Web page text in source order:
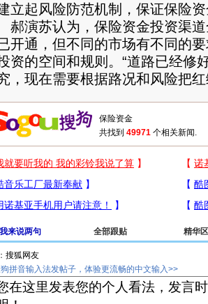
立起风险防范机制，保证保险
演苏认为，保险资金投资渠道
开通，但不同的市场有不同的
资的空间和规则。“道路已经修
，现在需要根据路况和风险把
共找到 49971 个相关新闻.
我来说两句 全部跟贴 精华区
拼音输入法发帖子，体验更流畅的中文输入>>